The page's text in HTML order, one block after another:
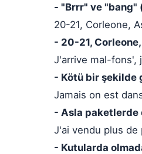
- "Brrr" ve "bang"
20-21, Corleone,
- 20-21,
J'arrive mal-fons',
- Kötü bir şekilde
Jamais on est
- Asla
J'ai vendu plus de
- Kutularda